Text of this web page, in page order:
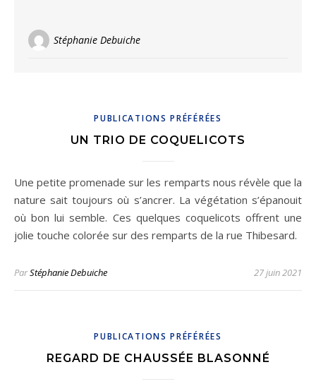
Stéphanie Debuiche
PUBLICATIONS PRÉFÉRÉES
UN TRIO DE COQUELICOTS
Une petite promenade sur les remparts nous révèle que la
nature sait toujours où s’ancrer. La végétation s’épanouit
où bon lui semble. Ces quelques coquelicots offrent une
jolie touche colorée sur des remparts de la rue Thibesard.
ParStéphanie Debuiche 27 juin 2021
PUBLICATIONS PRÉFÉRÉES
REGARD DE CHAUSSÉE BLASONNÉ